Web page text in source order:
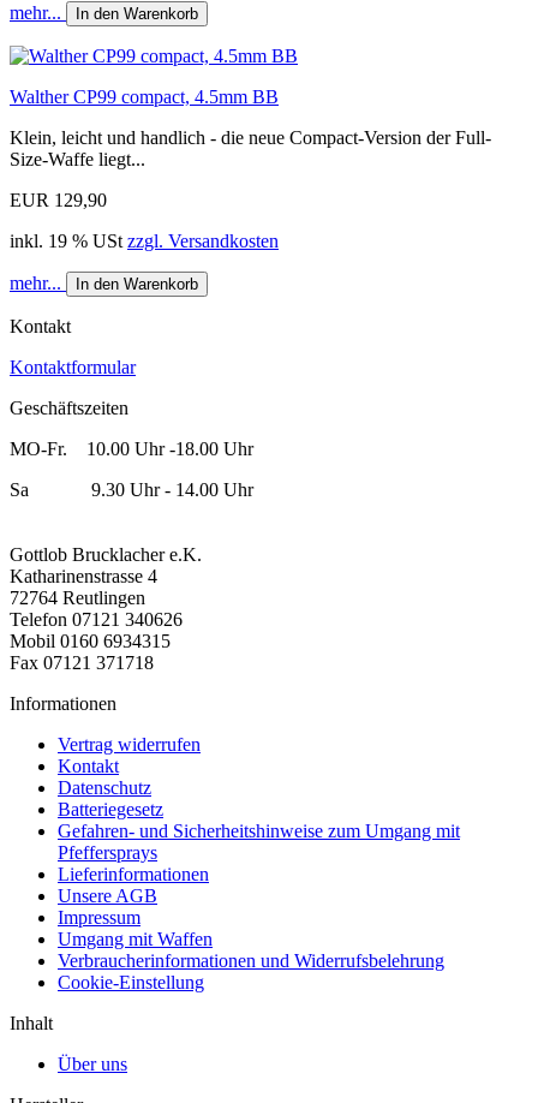
mehr... In den Warenkorb
Walther CP99 compact, 4.5mm BB
Klein, leicht und handlich - die neue Compact-Version der Full-
Size-Waffe liegt...
EUR 129,90
inkl. 19 % USt zzgl. Versandkosten
mehr... In den Warenkorb
Kontakt
Kontaktformular
Geschäftszeiten
MO-Fr. 10.00 Uhr -18.00 Uhr
Sa 9.30 Uhr - 14.00 Uhr
Gottlob Brucklacher e.K.
Katharinenstrasse 4
72764 Reutlingen
Telefon 07121 340626
Mobil 0160 6934315
Fax 07121 371718
Informationen
Vertrag widerrufen
Kontakt
Datenschutz
Batteriegesetz
Gefahren- und Sicherheitshinweise zum Umgang mit
Pfeffersprays
Lieferinformationen
Unsere AGB
Impressum
Umgang mit Waffen
Verbraucherinformationen und Widerrufsbelehrung
Cookie-Einstellung
Inhalt
Über uns